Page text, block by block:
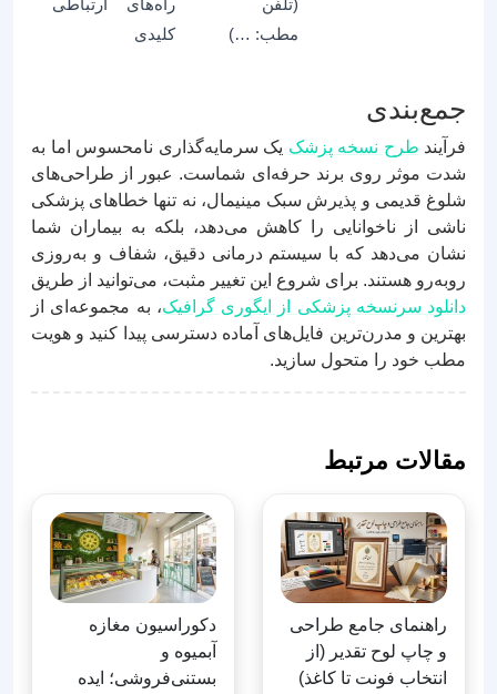
(تلفن
مطب: …)
راه‌های ارتباطی
کلیدی
جمع‌بندی
فرآیند طرح نسخه پزشک یک سرمایه‌گذاری نامحسوس اما به
شدت موثر روی برند حرفه‌ای شماست. عبور از طراحی‌های
شلوغ قدیمی و پذیرش سبک مینیمال، نه تنها خطاهای پزشکی
ناشی از ناخوانایی را کاهش می‌دهد، بلکه به بیماران شما
نشان می‌دهد که با سیستم درمانی دقیق، شفاف و به‌روزی
روبه‌رو هستند. برای شروع این تغییر مثبت، می‌توانید از طریق
دانلود سرنسخه پزشکی از ایگوری گرافیک، به مجموعه‌ای از
بهترین و مدرن‌ترین فایل‌های آماده دسترسی پیدا کنید و هویت
مطب خود را متحول سازید.
مقالات مرتبط
راهنمای جامع طراحی
و چاپ لوح تقدیر (از
انتخاب فونت تا کاغذ)
دکوراسیون مغازه
آبمیوه و
بستنی‌فروشی؛ ایده